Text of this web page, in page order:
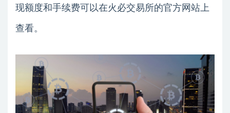
现额度和手续费可以在火必交易所的官方网站上
查看。